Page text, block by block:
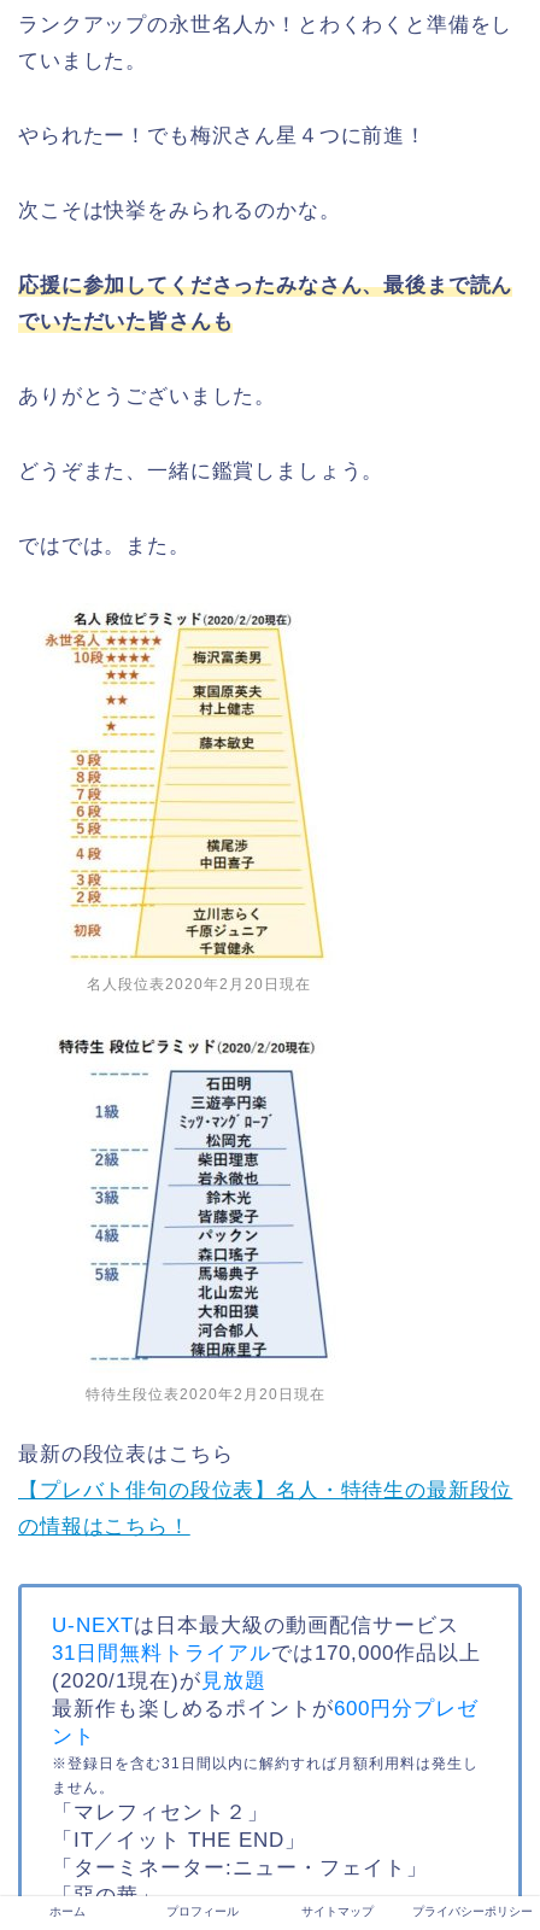
ランクアップの永世名人か！とわくわくと準備をし
ていました。
やられたー！でも梅沢さん星４つに前進！
次こそは快挙をみられるのかな。
応援に参加してくださったみなさん、最後まで読ん
でいただいた皆さんも
ありがとうございました。
どうぞまた、一緒に鑑賞しましょう。
ではでは。また。
名人段位表2020年2月20日現在
特待生段位表2020年2月20日現在
最新の段位表はこちら
【プレバト俳句の段位表】名人・特待生の最新段位
の情報はこちら！
U-NEXTは日本最大級の動画配信サービス
31日間無料トライアルでは170,000作品以上
(2020/1現在)が 見放題
最新作も楽しめるポイントが600円分プレゼ
ント
※登録日を含む31日間以内に解約すれば月額利用料は発生し
ません。
「マレフィセント２」
「IT／イット THE END」
「ターミネーター:ニュー・フェイト」
「惡の華」
「東京喰種 トーキョーグール【S】」
ホーム プロフィール サイトマップ プライバシーポリシー